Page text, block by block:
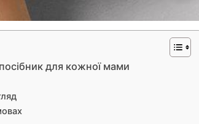
для кожної мами